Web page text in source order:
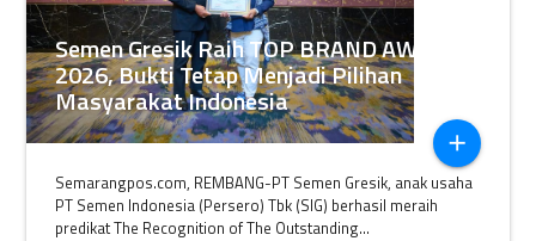
Semen Gresik Raih TOP BRAND AWARDS
2026, Bukti Tetap Menjadi Pilihan
Masyarakat Indonesia
add
Semarangpos.com, REMBANG-PT Semen Gresik, anak usaha
PT Semen Indonesia (Persero) Tbk (SIG) berhasil meraih
predikat The Recognition of The Outstanding...